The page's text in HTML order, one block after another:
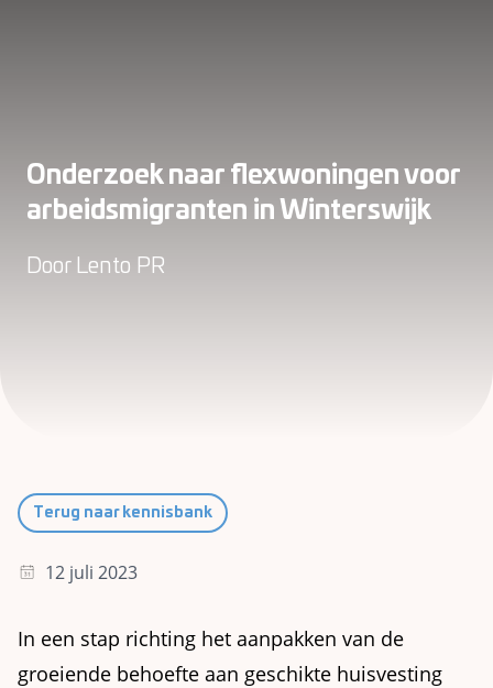
Onderzoek naar flexwoningen voor
arbeidsmigranten in Winterswijk
Door Lento PR
Terug naar kennisbank
12 juli 2023
In een stap richting het aanpakken van de
groeiende behoefte aan geschikte huisvesting